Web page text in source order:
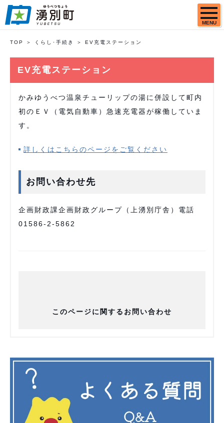
MENU
TOP くらし･手続き EV充電ステーション
EV充電ステーション
かみゆうべつ温泉チューリップの湯に併設して町内
初のＥＶ（電気自動車）急速充電器が稼働していま
す。
詳しくはこちらのページをご覧ください
お問い合わせ先
企画財政課企画財政グループ（上湧別庁舎）電話
01586-2-5862
このページに関するお問い合わせ